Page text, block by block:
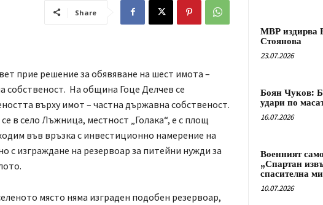
Share
прие решение за обявяване на шест имота –
собственост. На община Гоце Делчев се
върху имот – частна държавна собственост.
в село Лъжница, местност „Голака“, е с площ
във връзка с инвестиционно намерение на
с изграждане на резервоар за питейни нужди за
място няма изграден подобен резервоар,
МВР издирва
Стоянова
23.07.2026
Боян Чуков:
удари по
16.07.2026
Военният
„Спартан
спасителна
10.07.2026